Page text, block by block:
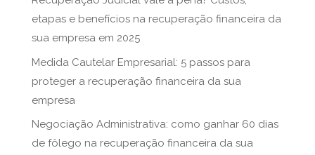
etapas e benefícios na recuperação financeira da
sua empresa em 2025
Medida Cautelar Empresarial: 5 passos para
proteger a recuperação financeira da sua
empresa
Negociação Administrativa: como ganhar 60 dias
de fôlego na recuperação financeira da sua